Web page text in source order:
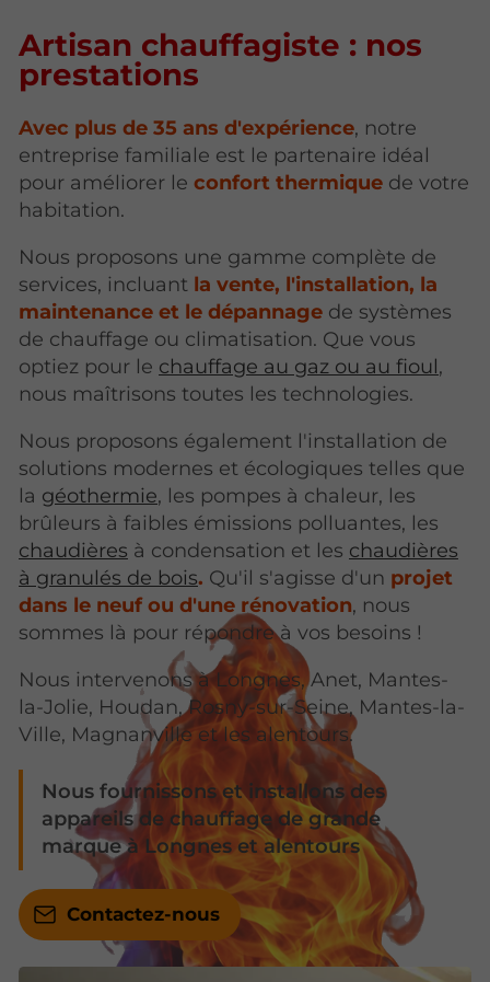
Artisan chauffagiste : nos
prestations
Avec plus de 35 ans d'expérience, notre
entreprise familiale est le partenaire idéal
pour améliorer le confort thermique de votre
habitation.
Nous proposons une gamme complète de
services, incluant la vente, l'installation, la
maintenance et le dépannage de systèmes
de chauffage ou climatisation. Que vous
optiez pour le chauffage au gaz ou au fioul,
nous maîtrisons toutes les technologies.
Nous proposons également l'installation de
solutions modernes et écologiques telles que
la géothermie, les pompes à chaleur, les
brûleurs à faibles émissions polluantes, les
chaudières à condensation et les chaudières
à granulés de bois. Qu'il s'agisse d'un projet
dans le neuf ou d'une rénovation, nous
sommes là pour répondre à vos besoins !
Nous intervenons à Longnes, Anet, Mantes-
la-Jolie, Houdan, Rosny-sur-Seine, Mantes-la-
Ville, Magnanville et les alentours.
Nous fournissons et installons des
appareils de chauffage de grande
marque à Longnes et alentours
Contactez-nous